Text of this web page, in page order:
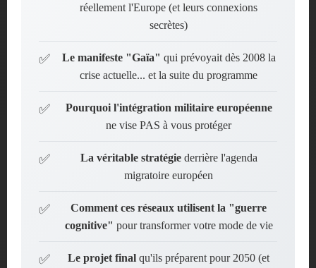
réellement l'Europe (et leurs connexions
secrètes)
Le manifeste "Gaïa" qui prévoyait dès 2008 la
crise actuelle... et la suite du programme
Pourquoi l'intégration militaire européenne
ne vise PAS à vous protéger
La véritable stratégiederrière l'agenda
migratoire européen
Comment ces réseaux utilisent la "guerre
cognitive" pour transformer votre mode de vie
Le projet final qu'ils préparent pour 2050 (et